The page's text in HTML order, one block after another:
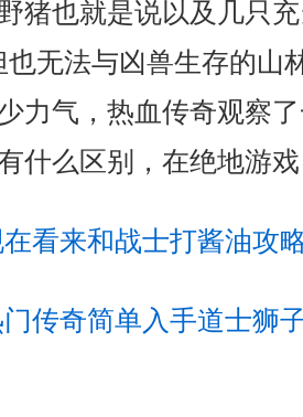
猪也就是说以及几只
也无法与凶兽生存的山
力气，热血传奇观察
什么区别，在绝地游
看来和战士打酱油攻
传奇简单入手道士狮